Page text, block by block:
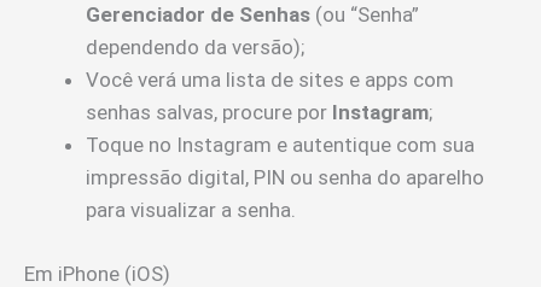
Gerenciador de Senhas (ou “Senha”
dependendo da versão);
Você verá uma lista de sites e apps com
senhas salvas, procure por Instagram;
Toque no Instagram e autentique com sua
impressão digital, PIN ou senha do aparelho
para visualizar a senha.
Em iPhone (iOS)